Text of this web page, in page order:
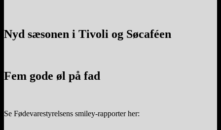
Nyd sæsonen i Tivoli og Søcaféen
Fem gode øl på fad
Se Fødevarestyrelsens smiley-rapporter her: